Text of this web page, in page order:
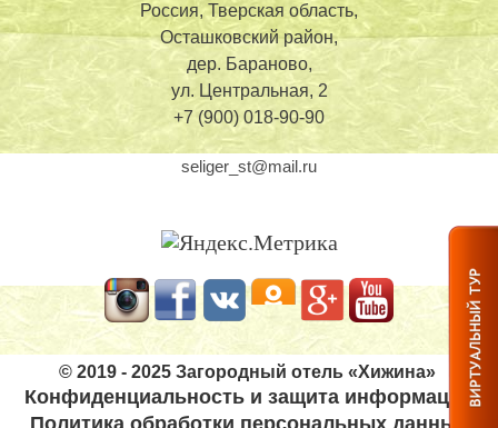
Россия, Тверская область,
Осташковский район,
дер. Бараново,
ул. Центральная, 2
+7 (900) 018-90-90
seliger_st@mail.ru
©2019 - 2025 Загородный отель «Хижина»
Конфиденциальность и защита информации
Политика обработки персональных данных